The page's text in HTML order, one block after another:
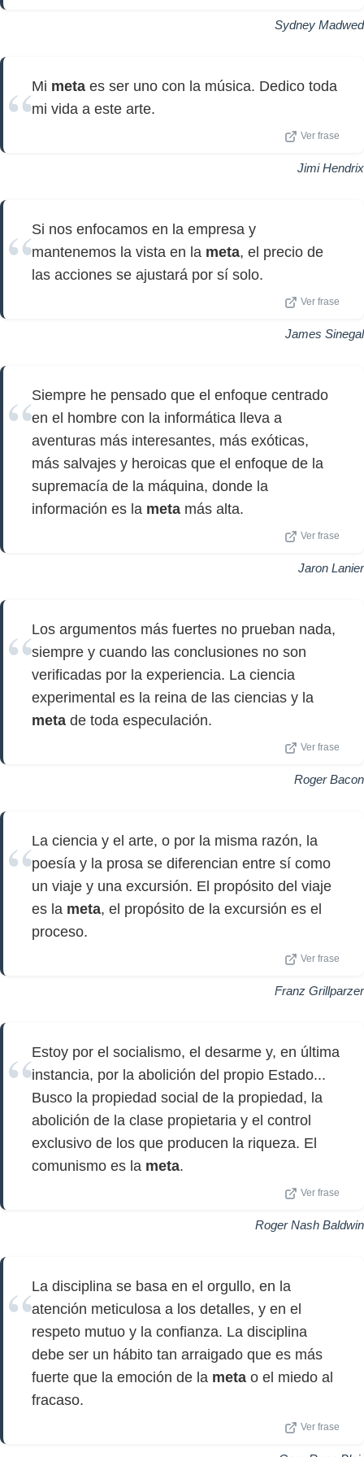
Sydney Madwed
Mi meta es ser uno con la música. Dedico toda
mi vida a este arte.
Ver frase
Jimi Hendrix
Si nos enfocamos en la empresa y
mantenemos la vista en la meta, el precio de
las acciones se ajustará por sí solo.
Ver frase
James Sinegal
Siempre he pensado que el enfoque centrado
en el hombre con la informática lleva a
aventuras más interesantes, más exóticas,
más salvajes y heroicas que el enfoque de la
supremacía de la máquina, donde la
información es la meta más alta.
Ver frase
Jaron Lanier
Los argumentos más fuertes no prueban nada,
siempre y cuando las conclusiones no son
verificadas por la experiencia. La ciencia
experimental es la reina de las ciencias y la
meta de toda especulación.
Ver frase
Roger Bacon
La ciencia y el arte, o por la misma razón, la
poesía y la prosa se diferencian entre sí como
un viaje y una excursión. El propósito del viaje
es la meta, el propósito de la excursión es el
proceso.
Ver frase
Franz Grillparzer
Estoy por el socialismo, el desarme y, en última
instancia, por la abolición del propio Estado...
Busco la propiedad social de la propiedad, la
abolición de la clase propietaria y el control
exclusivo de los que producen la riqueza. El
comunismo es la meta.
Ver frase
Roger Nash Baldwin
La disciplina se basa en el orgullo, en la
atención meticulosa a los detalles, y en el
respeto mutuo y la confianza. La disciplina
debe ser un hábito tan arraigado que es más
fuerte que la emoción de la meta o el miedo al
fracaso.
Ver frase